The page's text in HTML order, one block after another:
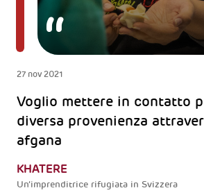
27 nov 2021
Voglio mettere in contatto
diversa provenienza
afgana
KHATERE
Un’imprenditrice rifugiata in Svizzera